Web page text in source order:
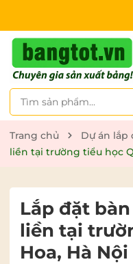
Trang chủ Dự án lắp
liền tại trường tiểu học
Lắp đặt
liền tại
Hoa, Hà Nội